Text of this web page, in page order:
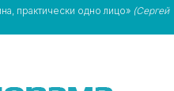
практически одно лицо» (Сергей